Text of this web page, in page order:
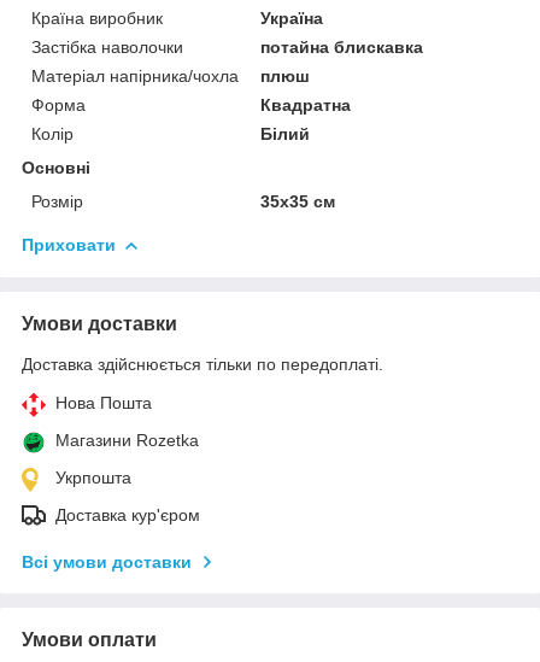
Країна виробник
Україна
Застібка наволочки
потайна блискавка
Матеріал напірника/чохла
плюш
Форма
Квадратна
Колір
Білий
Основні
Розмір
35x35 см
Приховати
Умови доставки
Доставка здійснюється тільки по передоплаті.
Нова Пошта
Магазини Rozetka
Укрпошта
Доставка кур'єром
Всі умови доставки
Умови оплати